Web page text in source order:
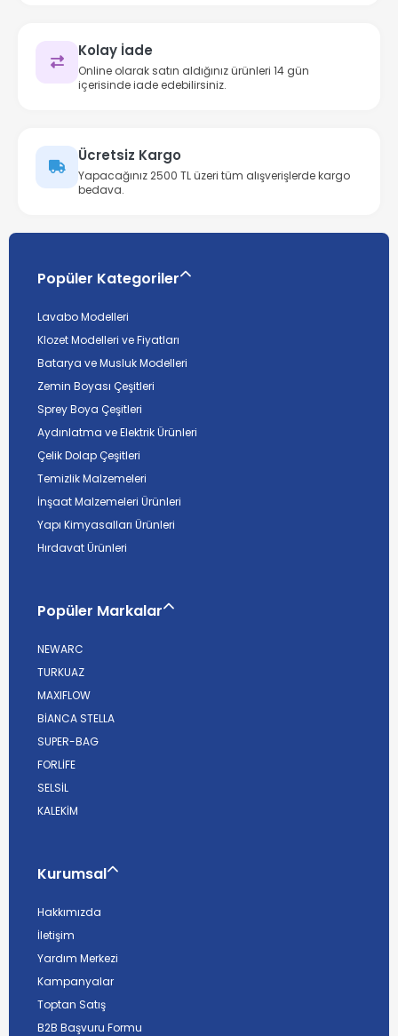
Kolay İade
Online olarak satın aldığınız ürünleri 14 gün
içerisinde iade edebilirsiniz.
Ücretsiz Kargo
Yapacağınız 2500 TL üzeri tüm alışverişlerde kargo
bedava.
Popüler Kategoriler
Lavabo Modelleri
Klozet Modelleri ve Fiyatları
Batarya ve Musluk Modelleri
Zemin Boyası Çeşitleri
Sprey Boya Çeşitleri
Aydınlatma ve Elektrik Ürünleri
Çelik Dolap Çeşitleri
Temizlik Malzemeleri
İnşaat Malzemeleri Ürünleri
Yapı Kimyasalları Ürünleri
Hırdavat Ürünleri
Popüler Markalar
NEWARC
TURKUAZ
MAXIFLOW
BİANCA STELLA
SUPER-BAG
FORLİFE
SELSİL
KALEKİM
Kurumsal
Hakkımızda
İletişim
Yardım Merkezi
Kampanyalar
Toptan Satış
B2B Başvuru Formu